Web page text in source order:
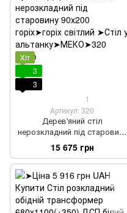
Хіт
3
3
1
Артикул: 320
Дерев'яний стіл
нерозкладний під старовину
90х200 горіх
15 675 грн